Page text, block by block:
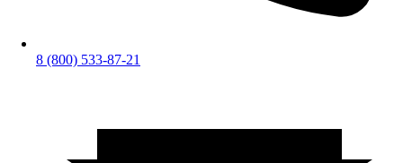
8 (800) 533-87-21